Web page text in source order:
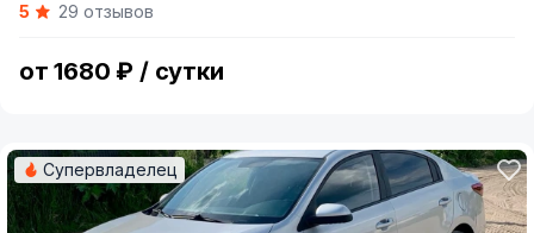
of5
29 отзывов
от 1680 ₽ / сутки
Супервладелец